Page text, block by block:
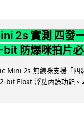
2s 實測 四發
防爆咪拍片
Mini 2s 無線咪支援「四
bit Float 浮點內錄功能。